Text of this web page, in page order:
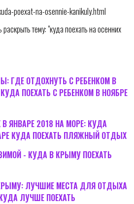
poexat-na-osennie-kanikuly.html
тему: "куда поехать на осенних
ГДЕ ОТДОХНУТЬ С РЕБЕНКОМ В
ПОЕХАТЬ С РЕБЕНКОМ В НОЯБРЕ
ЯНВАРЕ 2018 НА МОРЕ: КУДА
КУДА ПОЕХАТЬ ПЛЯЖНЫЙ ОТДЫХ
- КУДА В КРЫМУ ПОЕХАТЬ
ЛУЧШИЕ МЕСТА ДЛЯ ОТДЫХА
ЛУЧШЕ ПОЕХАТЬ